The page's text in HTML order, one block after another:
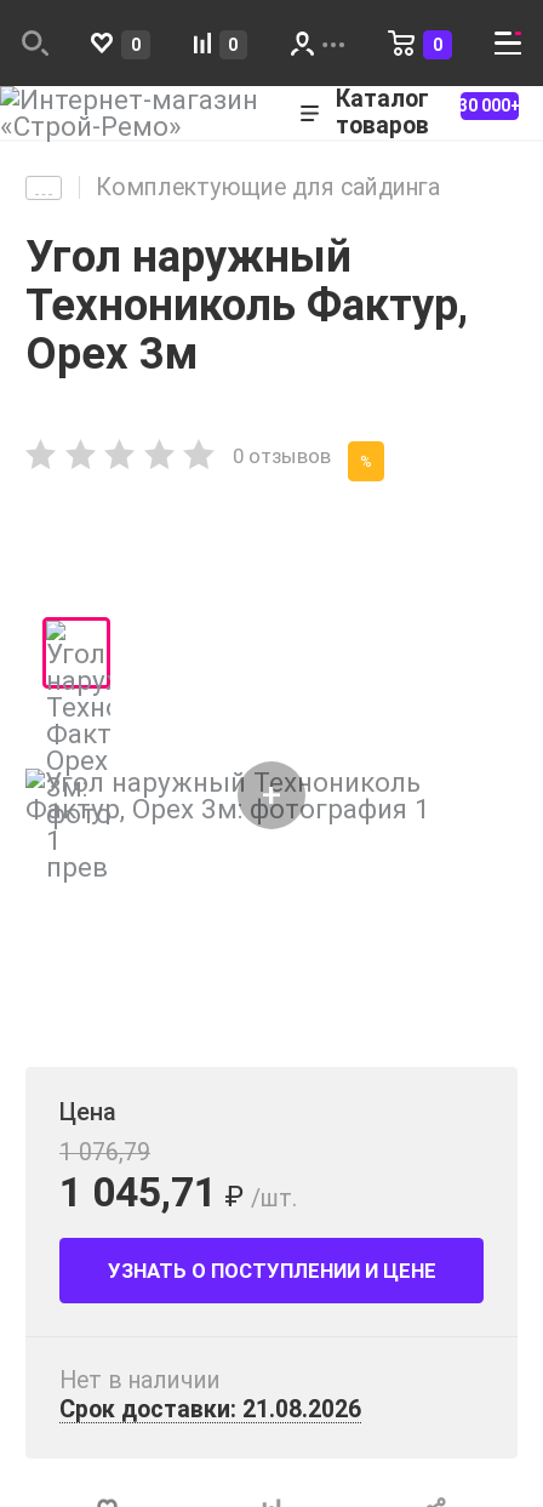
0 0 0
Каталог
товаров
30 000+
Комплектующие для сайдинга
Угол наружный
Технониколь Фактур,
Орех 3м
0 отзывов %
Цена
1 076,79
1 045,71 ₽ /шт.
УЗНАТЬ О ПОСТУПЛЕНИИ И ЦЕНЕ
Нет в наличии
Срок доставки: 21.08.2026